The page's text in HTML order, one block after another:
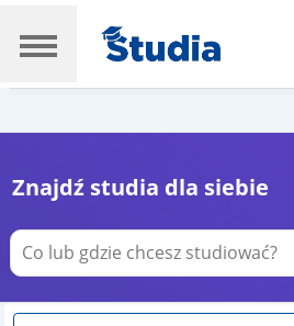
Znajdź studia dla siebie